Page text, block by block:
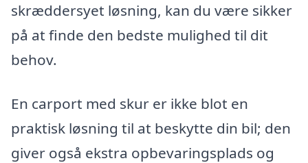
skræddersyet løsning, kan du være sikker
på at finde den bedste mulighed til dit
behov.
En carport med skur er ikke blot en
praktisk løsning til at beskytte din bil; den
giver også ekstra opbevaringsplads og